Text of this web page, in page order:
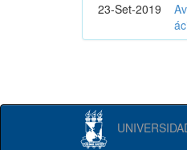
23-Set-2019